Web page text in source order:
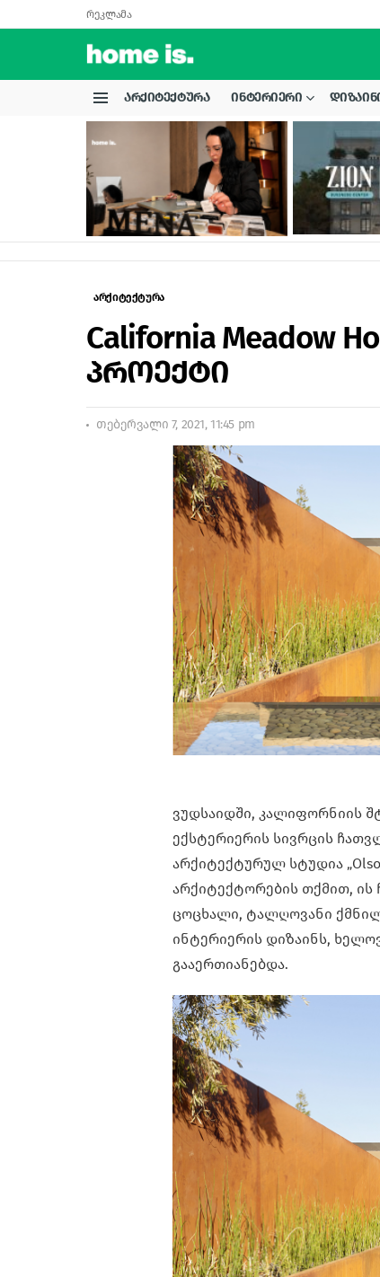
რეკლამა
ᲐᲠᲥᲘᲢᲔᲥᲢᲣᲠᲐ ᲘᲜᲢᲔᲠᲘᲔᲠᲘ
STORIES
არქიტექტურა
California Meadow
პროექტი
თებერვალი 7, 2021, 11:45 pm
ვუდსაიდში, კალიფორნიის
ექსტერიერის სივრცის
არქიტექტურულ სტუდია
არქიტექტორების თქმით,
ცოცხალი, ტალღოვანი
ინტერიერის დიზაინს,
გააერთიანებდა.